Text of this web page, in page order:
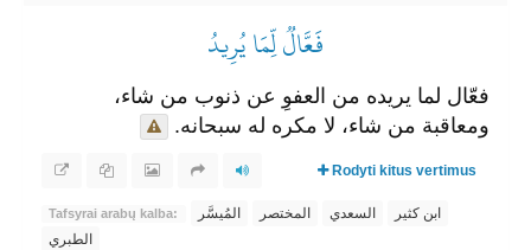
فَعَّالٞ لِّمَا يُرِيدُ
فعّال لما يريده من العفوِ عن ذنوب من شاء،
ومعاقبة من شاء، لا مكره له سبحانه.
Rodyti kitus vertimus
Tafsyrai arabų kalba: المُيسَّر المختصر السعدي
ابن كثير
الطبري